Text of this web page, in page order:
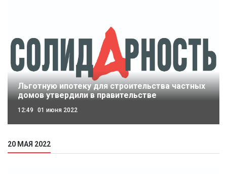
Льготную ипотеку для строительства частных
домов утвердили в правительстве
12:49 01 июня 2022
20 МАЯ 2022